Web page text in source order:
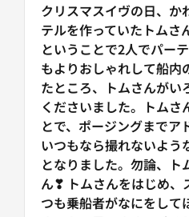
クリスマスイヴの日、か
テルを作っていたトムさ
ということで2人でパー
もよりおしゃれして船内
たところ、トムさんがい
くださいました。トムさ
とで、ポージングまでア
いつもなら撮れないよう
となりました。勿論、ト
ん❣ トムさんをはじめ、
つも乗船者がなにをして